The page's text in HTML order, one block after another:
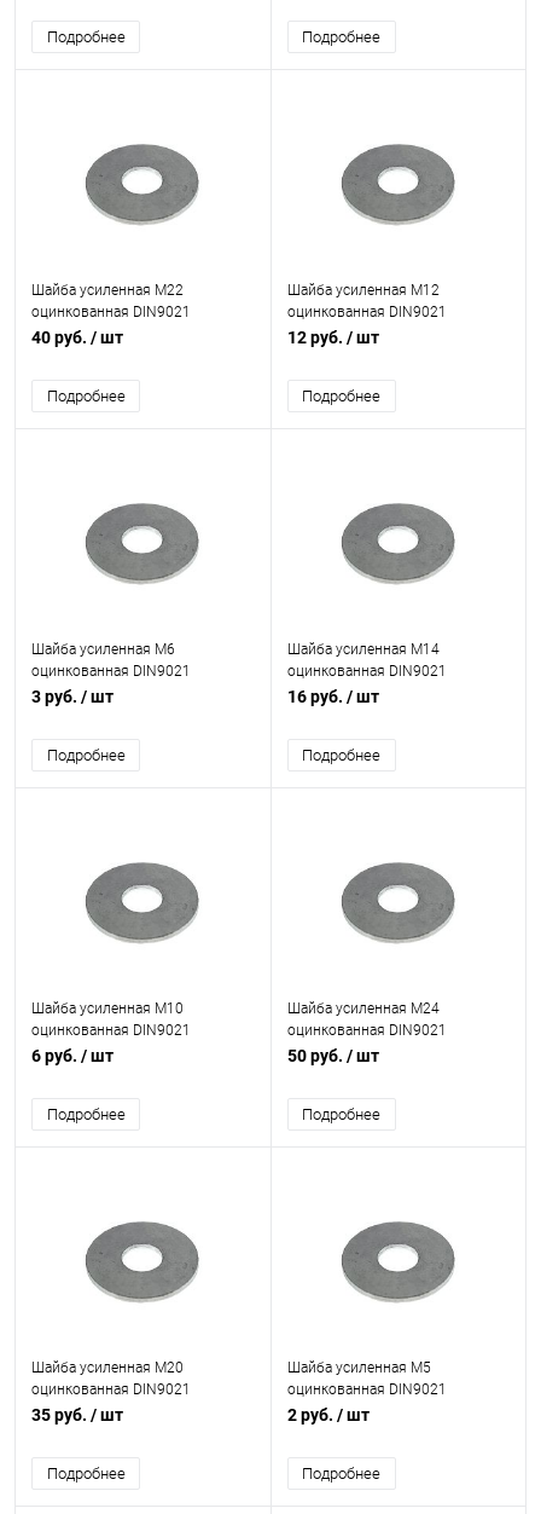
Подробнее Подробнее
Шайба усиленная М22
оцинкованная DIN9021
40 руб. / шт
Подробнее
Шайба усиленная М12
оцинкованная DIN9021
12 руб. / шт
Подробнее
Шайба усиленная М6
оцинкованная DIN9021
3 руб. / шт
Подробнее
Шайба усиленная М14
оцинкованная DIN9021
16 руб. / шт
Подробнее
Шайба усиленная М10
оцинкованная DIN9021
6 руб. / шт
Подробнее
Шайба усиленная М24
оцинкованная DIN9021
50 руб. / шт
Подробнее
Шайба усиленная М20
оцинкованная DIN9021
35 руб. / шт
Подробнее
Шайба усиленная М5
оцинкованная DIN9021
2 руб. / шт
Подробнее